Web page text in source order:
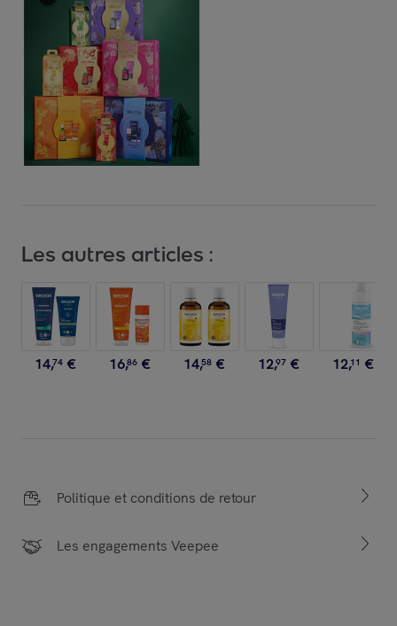
Les autres articles :
14,74 € 16,86 € 14,58 € 12,97 € 12,11 €
Politique et conditions de retour
Les engagements Veepee